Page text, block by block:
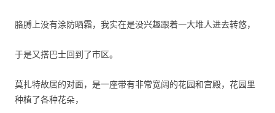
胳膊上没有涂防晒霜，我实在是没兴趣跟着一大堆人进去转悠，
于是又搭巴士回到了市区。
莫扎特故居的对面，是一座带有非常宽阔的花园和宫殿，花园里
种植了各种花朵，